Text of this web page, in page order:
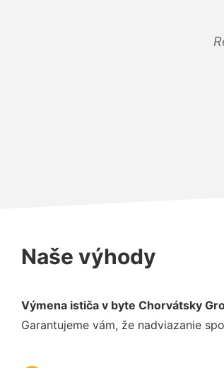
Naše výhody
Výmena ističa v byte Chorvátsky
Garantujeme vám, že nadviazanie